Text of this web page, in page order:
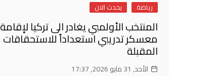
رياضة يحدث الان
المنتخب الأولمبي يغادر الى تركيا لإقامة
معسكر تدريبي استعداداً للاستحقاقات
المقبلة
الأحد, 31 مايو 2026, 17:37